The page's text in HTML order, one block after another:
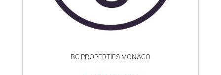
BC PROPERTIES MONACO